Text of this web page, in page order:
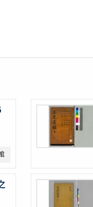
Yezo
Vasco da Gama, no
complectens
Huygen van